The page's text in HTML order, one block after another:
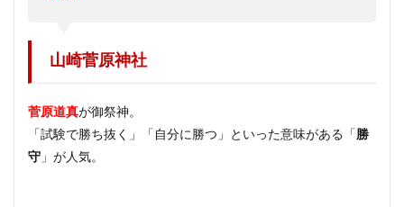
山崎菅原神社
菅原道真が御祭神。
「試験で勝ち抜く」「自分に勝つ」といった意味がある「 勝
守 」が人気。